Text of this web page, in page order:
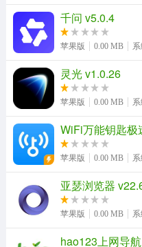
千问 v5.0.4
苹果版 0.00 MB
灵光 v1.0.26
苹果版 0.00 MB
WiFi万能钥匙极
苹果版 0.00 MB
亚瑟浏览器
苹果版 0.00 MB
hao123上网导